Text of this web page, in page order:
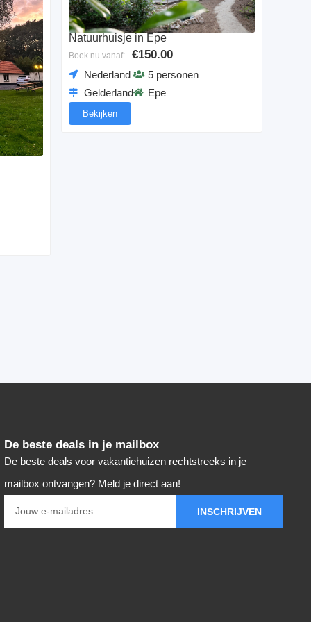
Natuurhuisje in Epe
Boek nu vanaf: €150.00
Nederland
Gelderland
5 personen
Epe
Bekijken
De beste deals in je mailbox
De beste deals voor vakantiehuizen rechtstreeks in je
mailbox ontvangen? Meld je direct aan!
INSCHRIJVEN